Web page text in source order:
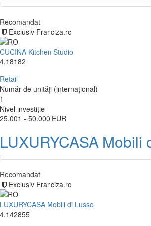
Recomandat
Exclusiv Franciza.ro
CUCINA Kitchen Studio
4.18182
Retail
Număr de unități (internațional)
1
Nivel investiție
25.001 - 50.000 EUR
LUXURYCASA Mobili
Recomandat
Exclusiv Franciza.ro
LUXURYCASA Mobili di Lusso
4.142855